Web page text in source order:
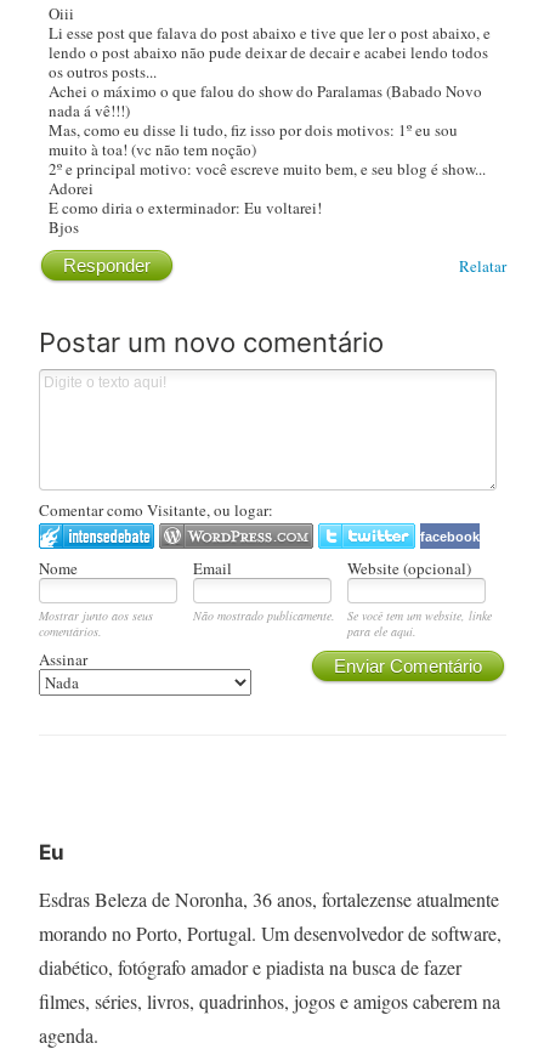
Oiii
Li esse post que falava do post abaixo e tive que ler o post abaixo, e
lendo o post abaixo não pude deixar de decair e acabei lendo todos
os outros posts...
Achei o máximo o que falou do show do Paralamas (Babado Novo
nada á vê!!!)
Mas, como eu disse li tudo, fiz isso por dois motivos: 1º eu sou
muito à toa! (vc não tem noção)
2º e principal motivo: você escreve muito bem, e seu blog é show...
Adorei
E como diria o exterminador: Eu voltarei!
Bjos
Relatar
Responder
Postar um novo comentário
Comentar como Visitante, ou logar:
facebook
Nome Email Website (opcional)
Mostrar junto aos seus
comentários.
Não mostrado publicamente.
Se você tem um website, linke
para ele aqui.
Enviar Comentário
Assinar
Eu
Esdras Beleza de Noronha, 36 anos, fortalezense atualmente
morando no Porto, Portugal. Um desenvolvedor de software,
diabético, fotógrafo amador e piadista na busca de fazer
filmes, séries, livros, quadrinhos, jogos e amigos caberem na
agenda.